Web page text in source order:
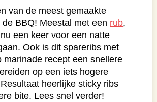
van de meest gemaakte
BBQ! Meestal met een rub,
een keer voor een natte
Ook is dit spareribs met
marinade recept een snellere
op een iets hogere
heerlijke sticky ribs
bite. Lees snel verder!